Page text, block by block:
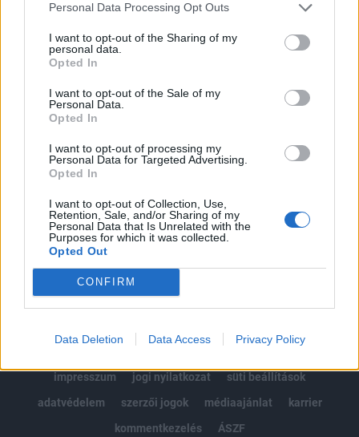
Personal Data Processing Opt Outs
I want to opt-out of the Sharing of my
personal data.
Opted In
I want to opt-out of the Sale of my
Personal Data.
Opted In
I want to opt-out of processing my
Personal Data for Targeted Advertising.
Opted In
I want to opt-out of Collection, Use,
Retention, Sale, and/or Sharing of my
Personal Data that Is Unrelated with the
Purposes for which it was collected.
Opted Out
CONFIRM
Data Deletion Data Access Privacy Policy
tartozik, melynek olvasása előfizetéses
regisztrációhoz kötött.
Az előfizetés a következőket tartalmazza:
Portfolio.hu teljes cikkarchívum
Kötéslisták: BÉT elmúlt 2 év napon belüli
kötéslistái
Előfizetés
MÁR ELŐFIZETŐNK VAGY?BEJELENTKEZÉS
impresszum
jogi nyilatkozat
süti beállítások
adatvédelem
szerzői jogok médiaajánlat
karrier
kommentkezelés
ÁSZF